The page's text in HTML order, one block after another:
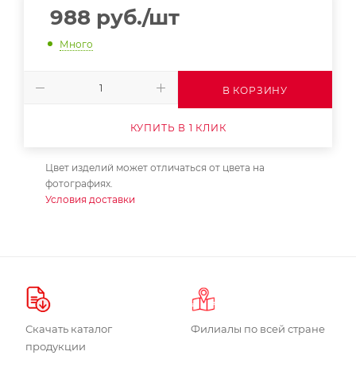
988 руб./шт
Много
В КОРЗИНУ
КУПИТЬ В 1 КЛИК
Цвет изделий может отличаться от цвета на
фотографиях.
Условия доставки
Скачать каталог
продукции
Филиалы по всей стране